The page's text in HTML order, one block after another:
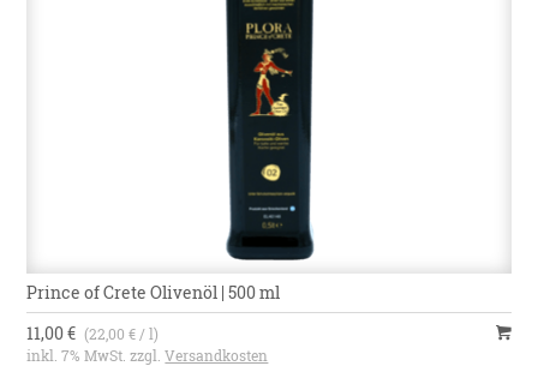
Prince of Crete Olivenöl | 500 ml
11,00 € (22,00 € / l)
inkl. 7% MwSt. zzgl.Versandkosten